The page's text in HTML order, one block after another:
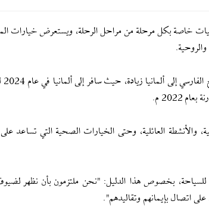
مجاناً، على توصيات خاصة بكل مرحلة من مراحل الرحلة، ويستعرض خيارات
والأنشطة العائلية، وحتى الخيارات الصحية التي تساعد
للسياحة، بخصوص هذا الدليل: "نحن ملتزمون بأن نظهر
اتصال بإيمانهم وتقاليدهم".